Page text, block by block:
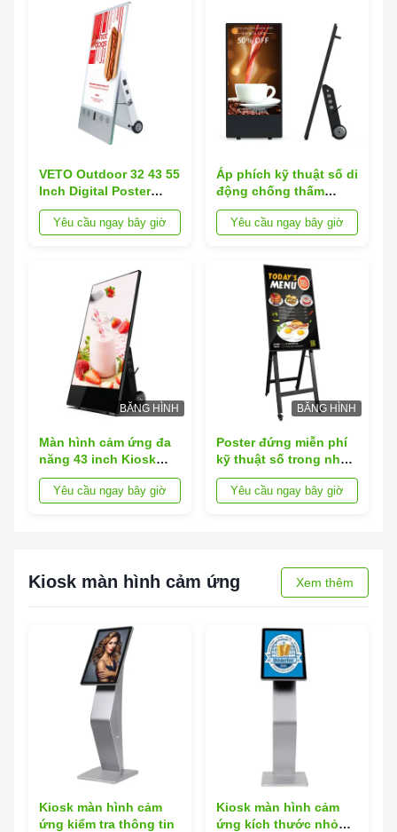
VETO Outdoor 32 43 55
Inch Digital Poster
Chống Nước Sạc Di
Động Biển Báo Kỹ
Yêu cầu ngay bây giờ
Áp phích kỹ thuật số di
động chống thấm
nước LCD ngoài trời
VETO
Yêu cầu ngay bây giờ
BĂNG HÌNH
Màn hình cảm ứng đa
năng 43 inch Kiosk
1500cd / M2 Màn hình
kỹ thuật số tự do
Yêu cầu ngay bây giờ
BĂNG HÌNH
Poster đứng miễn phí
kỹ thuật số trong nhà
43 inch
Yêu cầu ngay bây giờ
Kiosk màn hình cảm ứng Xem thêm
Kiosk màn hình cảm
ứng kiểm tra thông tin
Kiosk màn hình cảm
ứng kích thước nhỏ